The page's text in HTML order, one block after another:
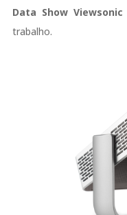
Data Show Viewsonic
trabalho.